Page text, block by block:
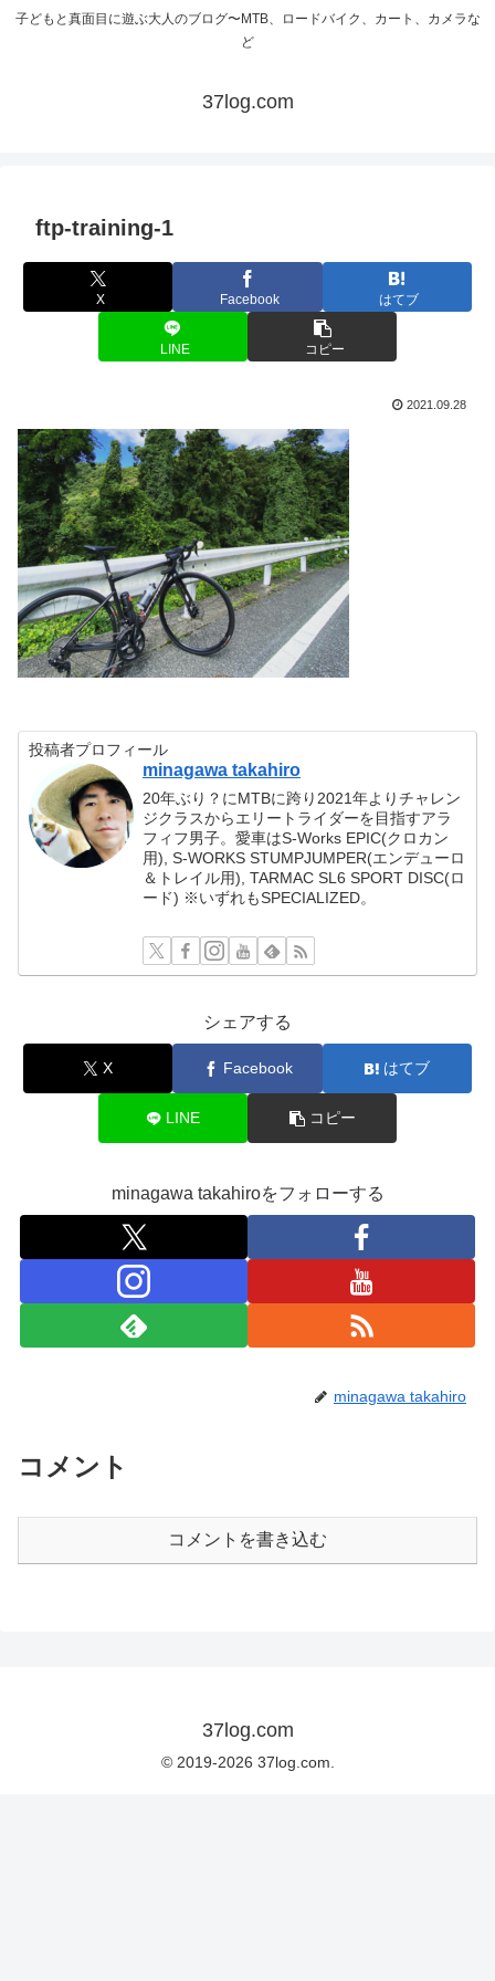
子どもと真面目に遊ぶ大人のブログ〜MTB、ロードバイク、カート、カメラな
ど
37log.com
ftp-training-1
X Facebook はてブ
LINE コピー
2021.09.28
投稿者プロフィール
minagawa takahiro
20年ぶり？にMTBに跨り2021年よりチャレン
ジクラスからエリートライダーを目指すアラ
フィフ男子。愛車はS-Works EPIC(クロカン
用), S-WORKS STUMPJUMPER(エンデューロ
＆トレイル用), TARMAC SL6 SPORT DISC(ロ
ード) ※いずれもSPECIALIZED。
シェアする
X Facebook はてブ
LINE コピー
minagawa takahiroをフォローする
minagawa takahiro
コメント
コメントを書き込む
37log.com
© 2019-2026 37log.com.